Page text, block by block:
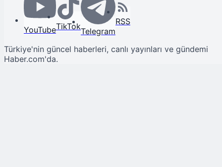
YouTubeTikTokTelegram
RSS
Türkiye'nin güncel haberleri, canlı yayınları ve gündemi
Haber.com'da.